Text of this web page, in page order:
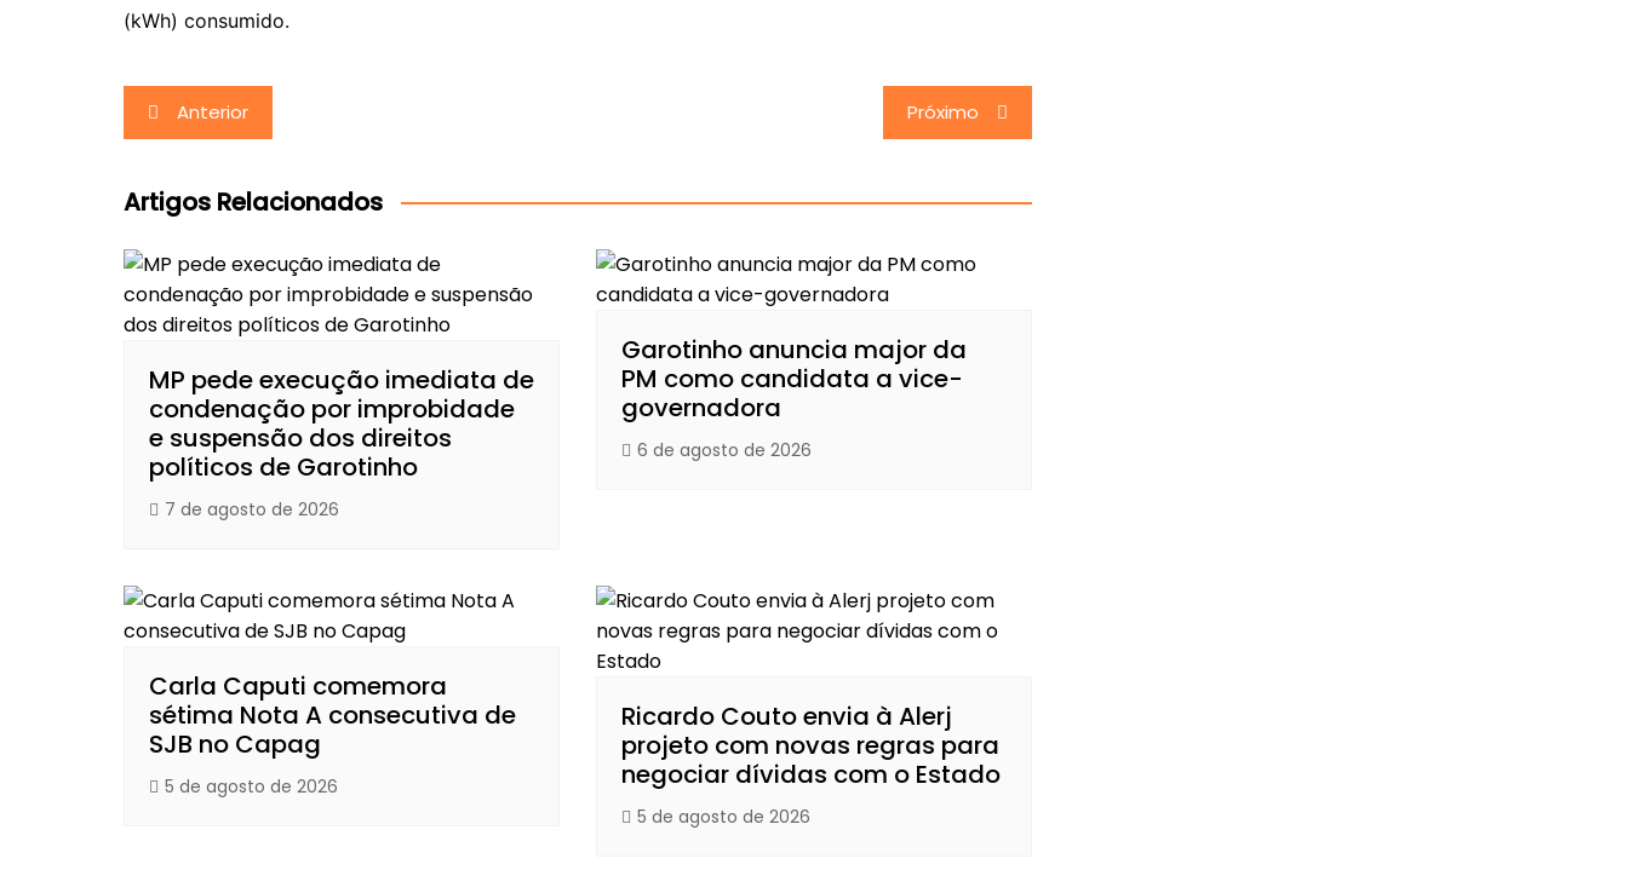
(kWh) consumido.
Navegação
de
Post
Anterior Próximo
Artigos Relacionados
MP pede execução imediata de
condenação por improbidade
e suspensão dos direitos
políticos de Garotinho
7 de agosto de 2026
Garotinho anuncia major da
PM como candidata a vice-
governadora
6 de agosto de 2026
Carla Caputi comemora
sétima Nota A consecutiva de
SJB no Capag
5 de agosto de 2026
Ricardo Couto envia à Alerj
projeto com novas regras para
negociar dívidas com o Estado
5 de agosto de 2026